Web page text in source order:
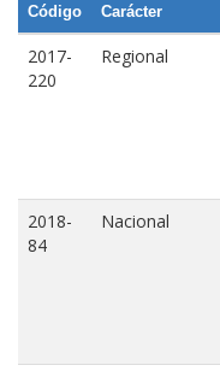
Código Carácter
2017-
220
Regional
2018-
84
Nacional